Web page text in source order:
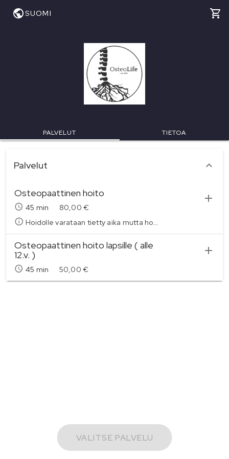
SUOMI
PALVELUT TIETOA
Palvelut
Osteopaattinen hoito
45 min
80,00 €
Hoidolle varataan tietty aika mutta hoidolle ei ole varsinaista aikaa. Varmistathan että vahvistat varauksen ja että varauksesta tulee sähköposti.
Osteopaattinen hoito lapsille ( alle
12.v. )
45 min 50,00 €
VALITSE PALVELU